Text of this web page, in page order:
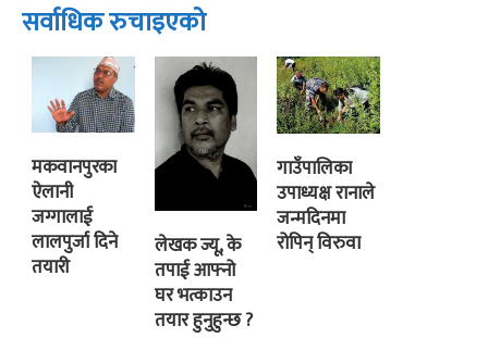
सर्वाधिक रुचाइएको
मकवानपुरका
ऐलानी
जग्गालाई
लालपुर्जा दिने
तयारी
लेखक ज्यू, के
तपाई आफ्नो
घर भत्काउन
तयार हुनुहुन्छ ?
गाउँपालिका
उपाध्यक्ष रानाले
जन्मदिनमा
रोपिन् विरुवा